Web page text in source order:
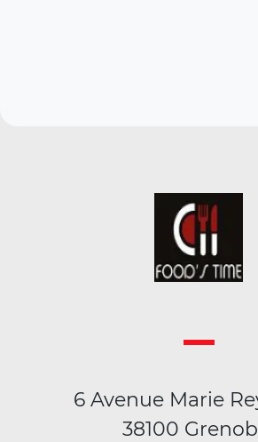
6 Avenue Marie
38100